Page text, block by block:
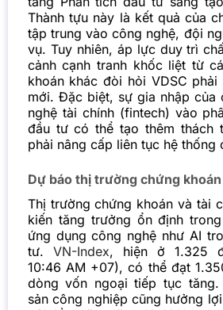
Thành tựu này là kết quả của
tập trung vào công nghệ, đội
vụ. Tuy nhiên, áp lực duy trì
cảnh cạnh tranh khốc liệt từ
khoán khác đòi hỏi VDSC
mới. Đặc biệt, sự gia nhập của
nghệ tài chính (fintech) vào
đầu tư có thể tạo thêm thách
phải nâng cấp liên tục hệ thống
Dự báo thị trường chứng
Thị trường chứng khoán và tài
kiến tăng trưởng ổn định
ứng dụng công nghệ như AI
tư. VN-Index, hiện ở 1.325
10:46 AM +07), có thể đạt
dòng vốn ngoại tiếp tục tăng.
sản công nghiệp cũng hưởng